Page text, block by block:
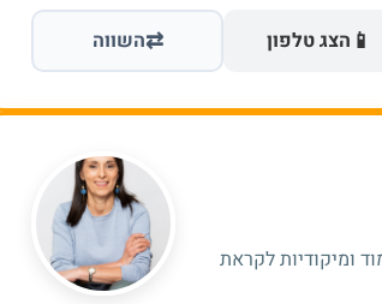
📱 הצג טלפון ⇄השווה
ומיקודיות לקראת